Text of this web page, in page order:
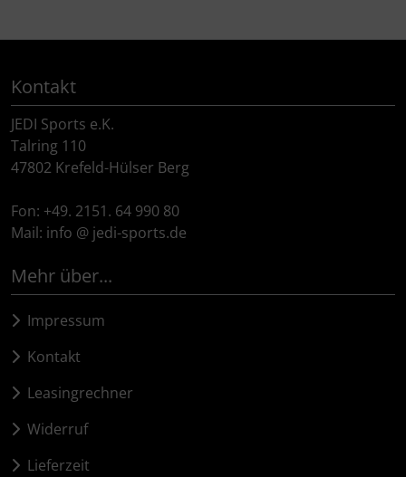
Kontakt
JEDI Sports e.K.
Talring 110
47802 Krefeld-Hülser Berg
Fon: +49. 2151. 64 990 80
Mail: info @ jedi-sports.de
Mehr über...
Impressum
Kontakt
Leasingrechner
Widerruf
Lieferzeit